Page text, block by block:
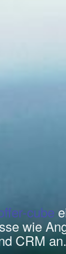
cube
wie
CRM an.